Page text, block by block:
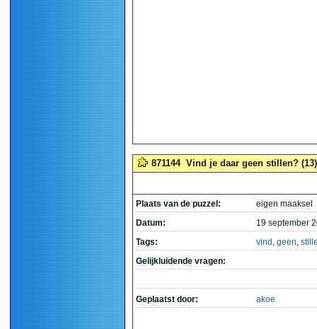
871144 Vind je daar geen stillen? (13)
Plaats van de puzzel:
eigen maaksel
Datum:
19 september
Tags:
vind , geen,
Gelijkluidende vragen:
Geplaatst door: akoe